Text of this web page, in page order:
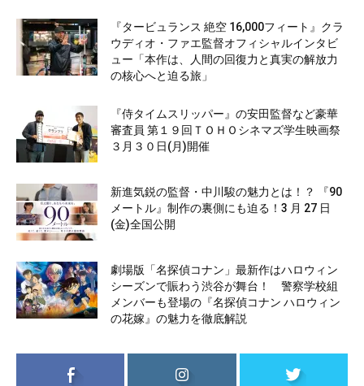
『タービュランス 絶空 16,000フィート』クラ
ウディオ・ファエ監督オフィシャルインタビ
ュー「本作は、人間の回復力と真実の解放力
の核心へと迫る旅」
『侍タイムスリッパー』の安田監督など豪華
審査員 第１９回ＴＯＨＯシネマズ学生映画祭
３月３０日(月)開催
新進気鋭の監督・中川駿の魅力とは！？ 『90
メートル』制作の裏側にも迫る！3 月 27 日
(金)全国公開
劇場版「名探偵コナン」最新作はハロウィン
シーズンで賑わう渋谷が舞台！ 警察学校組
メンバーも登場の『名探偵コナン ハロウィン
の花嫁』の魅力を徹底解説